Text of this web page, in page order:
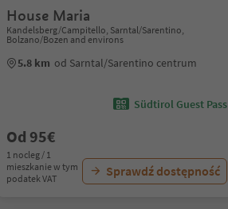
House Maria
Kandelsberg/Campitello, Sarntal/Sarentino,
Bolzano/Bozen and environs
5.8 km od Sarntal/Sarentino centrum
Südtirol Guest Pass
Od 95€
1 nocleg / 1
mieszkanie w tym
podatek VAT
Sprawdź dostępność